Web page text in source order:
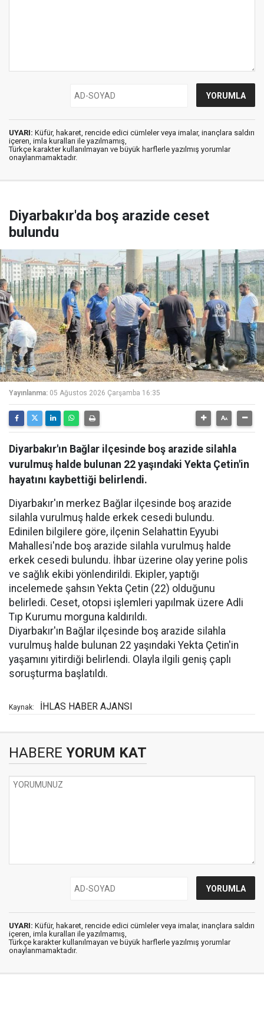
UYARI: Küfür, hakaret, rencide edici cümleler veya imalar, inançlara saldırı
içeren, imla kuralları ile yazılmamış,
Türkçe karakter kullanılmayan ve büyük harflerle yazılmış yorumlar
onaylanmamaktadır.
Diyarbakır'da boş arazide ceset
bulundu
Yayınlanma: 05 Ağustos 2026 Çarşamba 16:35
Diyarbakır'ın Bağlar ilçesinde boş arazide silahla
vurulmuş halde bulunan 22 yaşındaki Yekta Çetin'in
hayatını kaybettiği belirlendi.
Diyarbakır'ın merkez Bağlar ilçesinde boş arazide
silahla vurulmuş halde erkek cesedi bulundu.
Edinilen bilgilere göre, ilçenin Selahattin Eyyubi
Mahallesi'nde boş arazide silahla vurulmuş halde
erkek cesedi bulundu. İhbar üzerine olay yerine polis
ve sağlık ekibi yönlendirildi. Ekipler, yaptığı
incelemede şahsın Yekta Çetin (22) olduğunu
belirledi. Ceset, otopsi işlemleri yapılmak üzere Adli
Tıp Kurumu morguna kaldırıldı.
Diyarbakır'ın Bağlar ilçesinde boş arazide silahla
vurulmuş halde bulunan 22 yaşındaki Yekta Çetin'in
yaşamını yitirdiği belirlendi. Olayla ilgili geniş çaplı
soruşturma başlatıldı.
Kaynak: İHLAS HABER AJANSI
HABERE YORUM KAT
UYARI: Küfür, hakaret, rencide edici cümleler veya imalar, inançlara saldırı
içeren, imla kuralları ile yazılmamış,
Türkçe karakter kullanılmayan ve büyük harflerle yazılmış yorumlar
onaylanmamaktadır.